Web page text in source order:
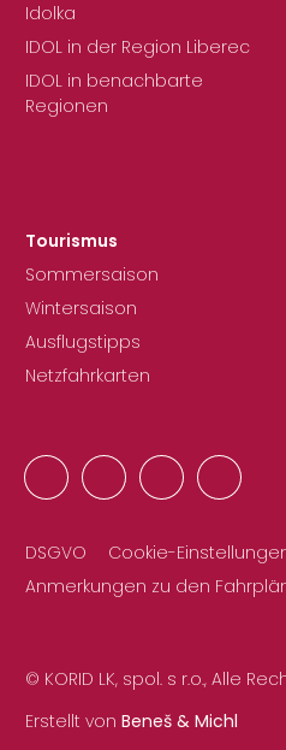
Idolka
IDOL in der Region Liberec
IDOL in benachbarte
Regionen
Tourismus
Sommersaison
Wintersaison
Ausflugstipps
Netzfahrkarten
DSGVO
Cookie-
Anmerkungen zu den
© KORID LK, spol. s r.o., Alle
Erstellt von Beneš & Michl